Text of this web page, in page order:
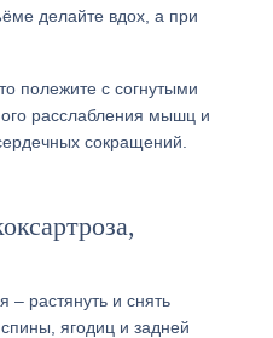
делайте вдох, а при
полежите с согнутыми
расслабления мышц и
сокращений.
растянуть и снять
ягодиц и задней